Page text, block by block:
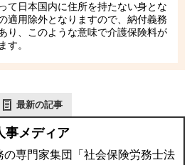
て日本国内に住所を持たない身とな
適用除外となりますので、納付義務
り、このような意味で介護保険料が
す。
最新の記事
事メディア
の専門家集団「社会保険労務士法